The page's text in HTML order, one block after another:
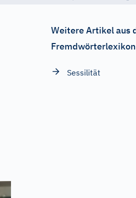
Weitere Artikel aus
Fremdwörterlexikon
Sessilität